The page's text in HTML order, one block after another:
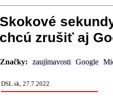
Skokové
chcú zrušiť aj
Značky: zaujímavosti Google
DSL.sk, 27.7.2022